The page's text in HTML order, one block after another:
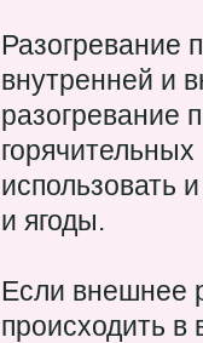
Разогревание
внутренней и
разогревание
использовать
и ягоды.
Если внешнее
происходить